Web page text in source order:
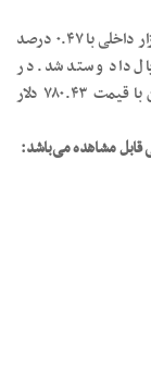
گفتنی است در معاملات روز جاری، بایننس کوین در بازار داخلی با ۰.۴۷ درصد
گذشته، به مبلغ ۶۸۷,۳۲۴,۷۰۰ ریال داد و ستد شد. در
همین حال، در بازار‌های جهانی، هر واحد بایننس کوین با قیمت ۷۸۰.۴۳ دلار
قابل مشاهده می‌باشد: